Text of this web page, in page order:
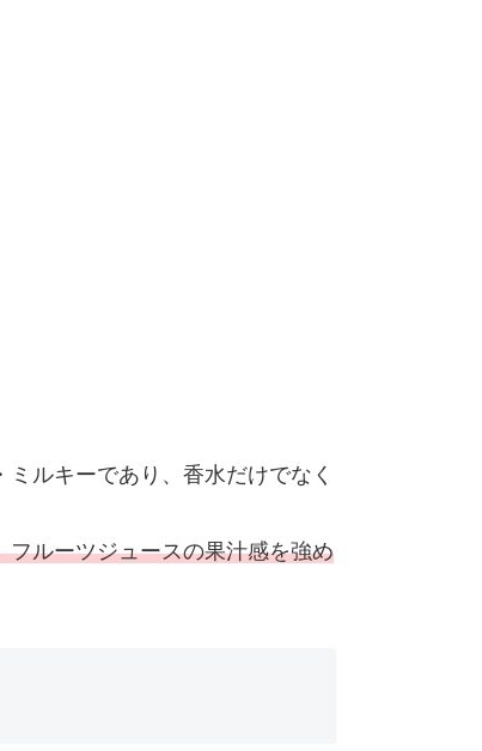
ルキーであり、香水だけでなく
ルーツジュースの果汁感を強め